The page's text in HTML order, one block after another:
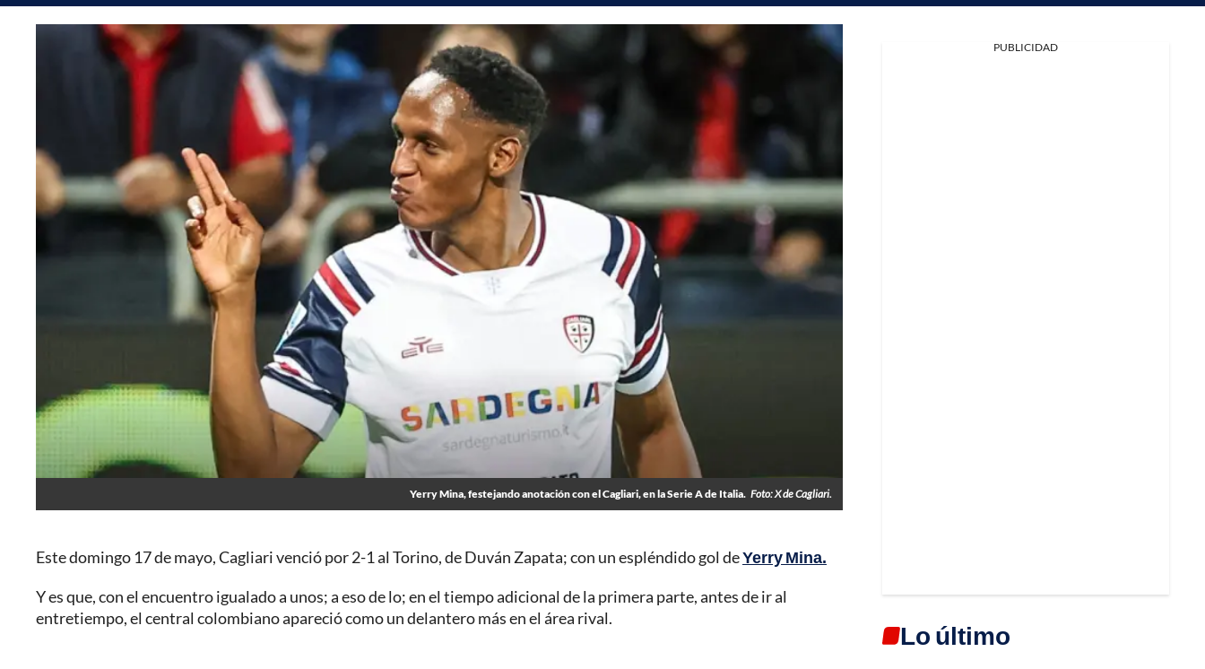
Yerry Mina, festejando anotación con el Cagliari, en la Serie A de Italia. Foto: X de Cagliari.
Este domingo 17 de mayo, Cagliari venció por 2-1 al Torino, de Duván Zapata; con un espléndido gol deYerry Mina.
Y es que, con el encuentro igualado a unos; a eso de lo; en el tiempo adicional de la primera parte, antes de ir al
entretiempo, el central colombiano apareció como un delantero más en el área rival.
PUBLICIDAD
Lo último